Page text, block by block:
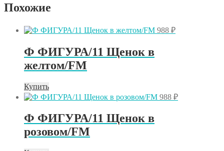
Похожие
988 ₽
Ф ФИГУРА/11 Щенок в
желтом/FM
Купить
988 ₽
Ф ФИГУРА/11 Щенок в
розовом/FM